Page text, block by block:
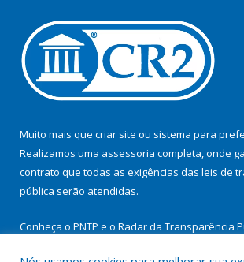
Muito mais que criar site ou sistema para
Realizamos uma assessoria completa, onde
contrato que todas as exigências das leis de
pública serão atendidas.
Conheça o PNTP e o Radar da Transparência